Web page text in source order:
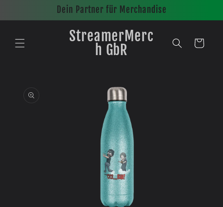
Inhalt
Dein Partner für Merchandise
StreamerMerc
h GbR
Warenkorb